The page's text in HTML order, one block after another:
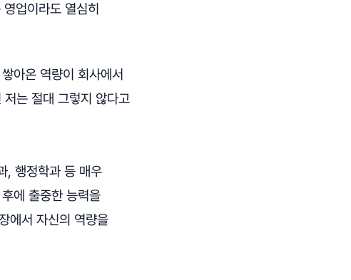
업이라도 열심히
아온 역량이 회사에서
는 절대 그렇지 않다고
, 행정학과 등 매우
에 출중한 능력을
에서 자신의 역량을